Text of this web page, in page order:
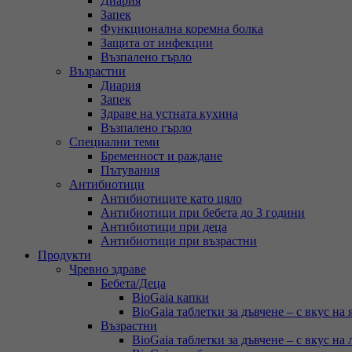
Запек
Функционална коремна болка
Защита от инфекции
Възпалено гърло
Възрастни
Диария
Запек
Здраве на устната кухина
Възпалено гърло
Специални теми
Бременност и раждане
Пътувания
Антибиотици
Антибиотиците като цяло
Антибиотици при бебета до 3 години
Антибиотици при деца
Антибиотици при възрастни
Продукти
Чревно здраве
Бебета/Деца
BioGaia капки
BioGaia таблетки за дъвчене – с вкус на
Възрастни
BioGaia таблетки за дъвчене – с вкус на